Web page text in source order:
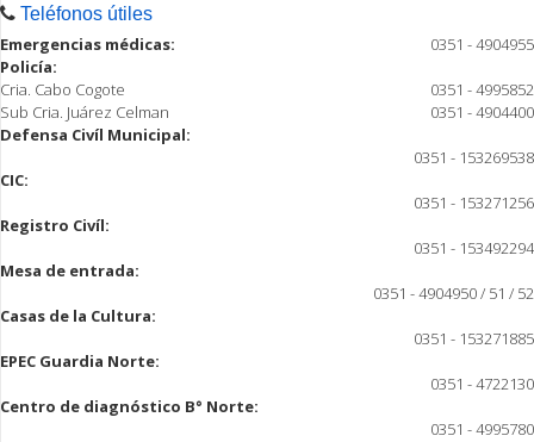
Teléfonos útiles
Emergencias médicas:
0351 - 4904955
Policía:
Cria. Cabo Cogote
0351 - 4995852
Sub Cria. Juárez Celman
0351 - 4904400
Defensa Civíl Municipal:
0351 - 153269538
CIC:
0351 - 153271256
Registro Civíl:
0351 - 153492294
Mesa de entrada:
0351 - 4904950 / 51 / 52
Casas de la Cultura:
0351 - 153271885
EPEC Guardia Norte:
0351 - 4722130
Centro de diagnóstico B° Norte:
0351 - 4995780